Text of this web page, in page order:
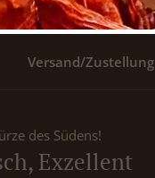
Versand/Zustellung
des Südens!
Exzellent